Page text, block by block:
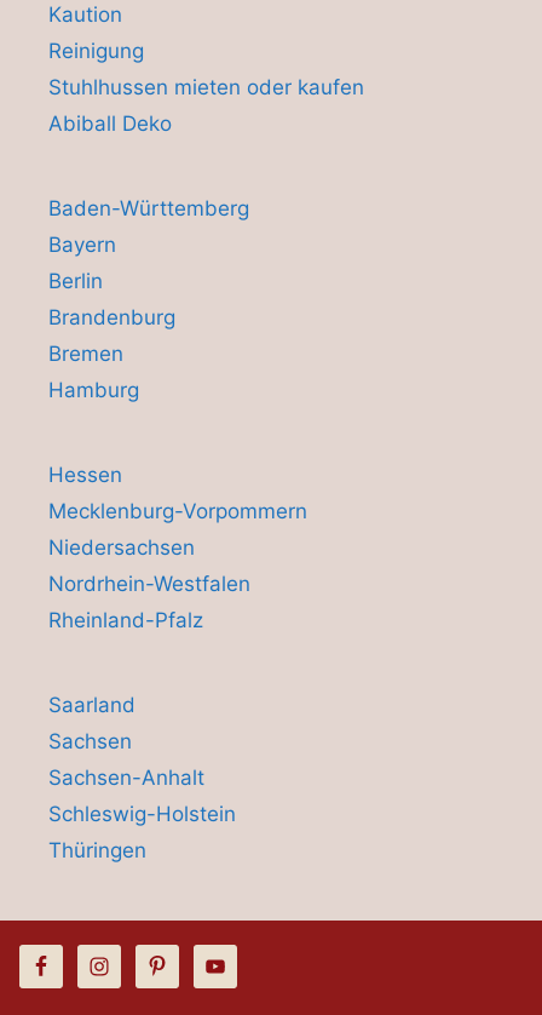
Kaution
Reinigung
Stuhlhussen mieten oder kaufen
Abiball Deko
Baden-Württemberg
Bayern
Berlin
Brandenburg
Bremen
Hamburg
Hessen
Mecklenburg-Vorpommern
Niedersachsen
Nordrhein-Westfalen
Rheinland-Pfalz
Saarland
Sachsen
Sachsen-Anhalt
Schleswig-Holstein
Thüringen